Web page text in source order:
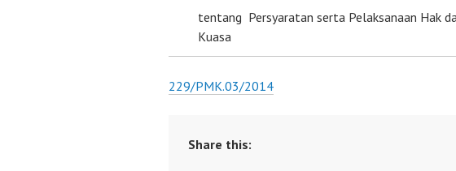
tentang Persyaratan serta Pelaksanaan Hak
Kuasa
229/PMK.03/2014
Share this: